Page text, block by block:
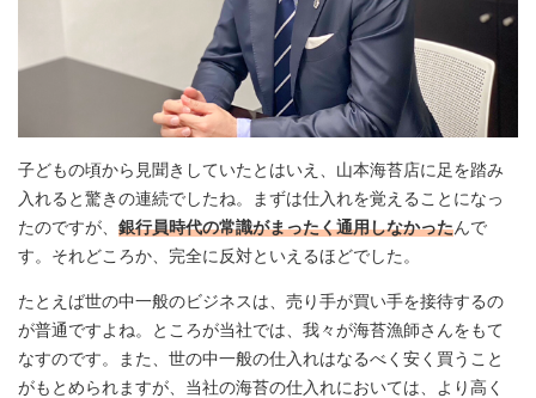
子どもの頃から見聞きしていたとはいえ、山本海苔店に足を踏み
入れると驚きの連続でしたね。まずは仕入れを覚えることになっ
たのですが、 銀行員時代の常識がまったく通用しなかったんで
す。それどころか、完全に反対といえるほどでした。
たとえば世の中一般のビジネスは、売り手が買い手を接待するの
が普通ですよね。ところが当社では、我々が海苔漁師さんをもて
なすのです。また、世の中一般の仕入れはなるべく安く買うこと
がもとめられますが、当社の海苔の仕入れにおいては、より高く